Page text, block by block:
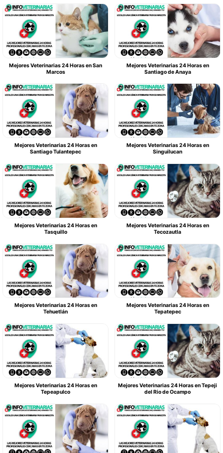
Mejores Veterinarias 24 Horas en San
Marcos
Mejores Veterinarias 24 Horas en
Santiago de Anaya
Mejores Veterinarias 24 Horas en
Santiago Tulantepec
Mejores Veterinarias 24 Horas en
Singuilucan
Mejores Veterinarias 24 Horas en
Tasquillo
Mejores Veterinarias 24 Horas en
Tecozautla
Mejores Veterinarias 24 Horas en
Tehuetlán
Mejores Veterinarias 24 Horas en
Tepatepec
Mejores Veterinarias 24 Horas en
Tepeapulco
Mejores Veterinarias 24 Horas en Tepeji
del Rio de Ocampo